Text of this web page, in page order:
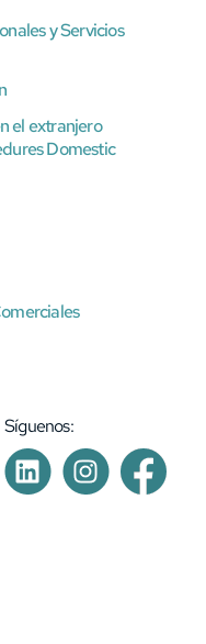
y Servicios
el extranjero
Domestic
Síguenos: